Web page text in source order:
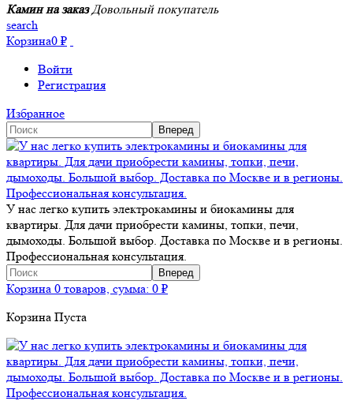
Камин на заказ Довольный покупатель
search
Корзина0 ₽
Войти
Регистрация
Избранное
У нас легко купить электрокамины и биокамины для
квартиры. Для дачи приобрести камины, топки, печи,
дымоходы. Большой выбор. Доставка по Москве и в регионы.
Профессиональная консультация.
Корзина 0 товаров, сумма: 0 ₽
Корзина Пуста